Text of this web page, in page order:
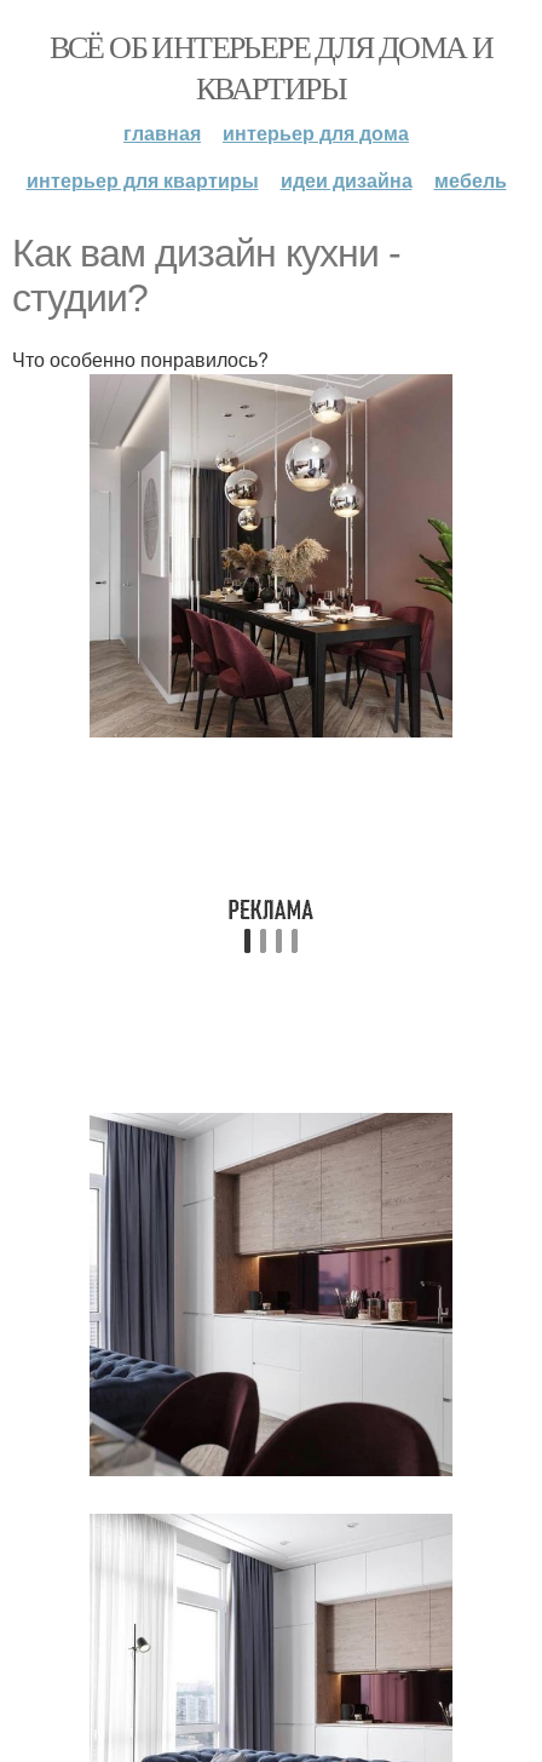
ВСЁ ОБ ИНТЕРЬЕРЕ ДЛЯ ДОМА И
КВАРТИРЫ
главная
интерьер для дома
интерьер для квартиры
идеи дизайна мебель
Как вам дизайн кухни -
студии?
Что особенно понравилось?